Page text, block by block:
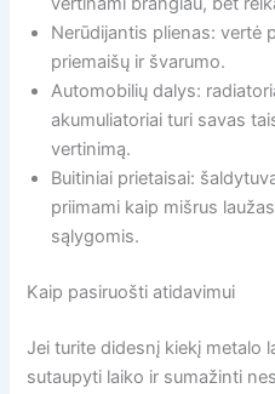
Nerūdijantis plienas: vertė
priemaišų ir švarumo.
Automobilių dalys:
akumuliatoriai turi savas
vertinimą.
Buitiniai prietaisai:
priimami kaip mišrus
sąlygomis.
Kaip pasiruošti atidavimui
Jei turite didesnį kiekį metalo
sutaupyti laiko ir sumažinti